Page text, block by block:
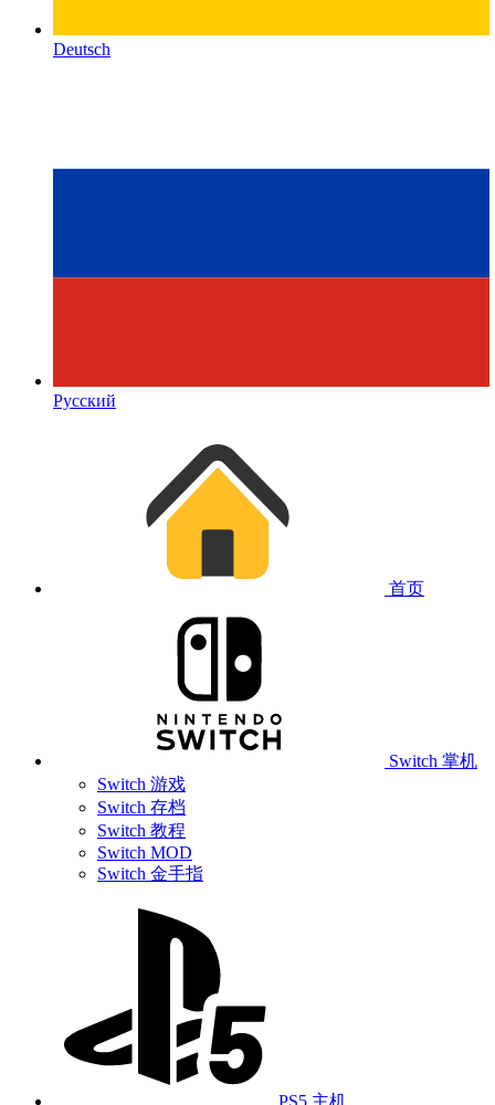
Deutsch
Русский
首页
Switch 掌机
Switch 游戏
Switch 存档
Switch 教程
Switch MOD
Switch 金手指